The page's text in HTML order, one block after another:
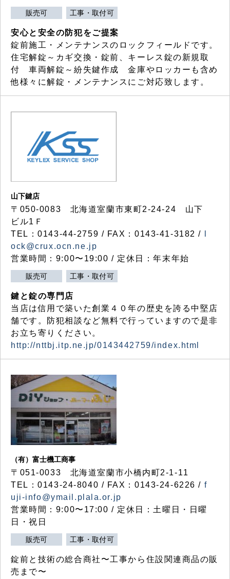
販売可 工事・取付可
安心と安全の防犯をご提案
錠前施工・メンテナンスのロックフィールドです。
住宅解錠～カギ交換・錠前、キーレス錠の新規取
付 車両解錠～紛失鍵作成 金庫やロッカーも含め
他様々に解錠・メンテナンスにご対応致します。
山下鍵店
〒050-0083 北海道室蘭市東町2-24-24 山下
ビル1Ｆ
TEL：0143-44-2759 / FAX：0143-41-3182 /
ock@crux.ocn.ne.jp
営業時間：9:00〜19:00 / 定休日：年末年始
販売可 工事・取付可
鍵と錠の専門店
当店は信用で築いた創業４０年の歴史を誇る中堅店
舗です。防犯相談など無料で行っていますので是非
お立ち寄りください。
http://nttbj.itp.ne.jp/0143442759/index.html
（有）富士機工商事
〒051-0033 北海道室蘭市小橋内町2-1-11
TEL：0143-24-8040 / FAX：0143-24-6226 / f
uji-info@ymail.plala.or.jp
営業時間：9:00〜17:00 / 定休日：土曜日・日曜
日・祝日
販売可 工事・取付可
錠前と技術の総合商社〜工事から住設関連商品の販
売まで〜